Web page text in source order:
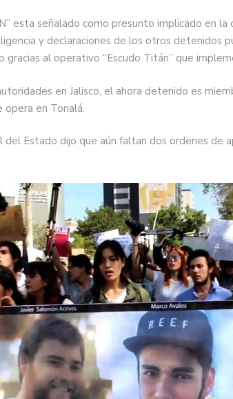
esta señalado como presunto implicado en la
y declaraciones de los otros detenidos
gracias al operativo “Escudo Titán” que
en Jalisco, el ahora detenido es
opera en Tonalá.
del Estado dijo que aún faltan dos ordenes de